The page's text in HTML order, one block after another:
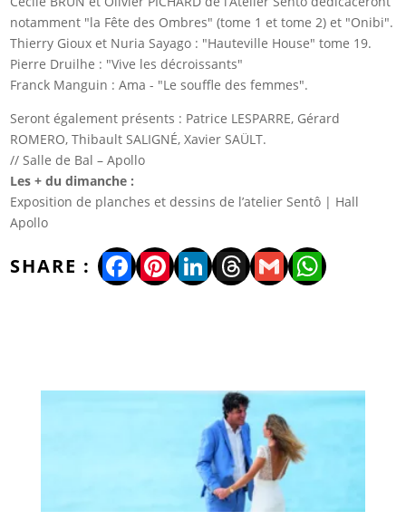
notamment "la Fête des Ombres" (tome 1 et tome 2) et "Onibi".
Thierry Gioux et Nuria Sayago : "Hauteville House" tome 19.
Pierre Druilhe : "Vive les décroissants"
Franck Manguin : Ama - "Le souffle des femmes".
Seront également présents : Patrice LESPARRE, Gérard
ROMERO, Thibault SALIGNÉ, Xavier SAÜLT.
// Salle de Bal – Apollo
Les + du dimanche :
Exposition de planches et dessins de l’atelier Sentô | Hall
Apollo
Facebook
Pinterest
LinkedIn
Threads
Gmail